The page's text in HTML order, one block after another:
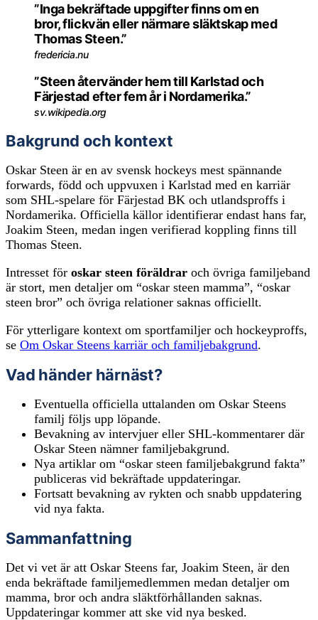
”Inga bekräftade uppgifter finns om en
bror, flickvän eller närmare släktskap med
Thomas Steen.”
fredericia.nu
”Steen återvänder hem till Karlstad och
Färjestad efter fem år i Nordamerika.”
sv.wikipedia.org
Bakgrund och kontext
Oskar Steen är en av svensk hockeys mest spännande
forwards, född och uppvuxen i Karlstad med en karriär
som SHL‑spelare för Färjestad BK och utlandsproffs i
Nordamerika. Officiella källor identifierar endast hans far,
Joakim Steen, medan ingen verifierad koppling finns till
Thomas Steen.
Intresset för oskar steen föräldrar och övriga familjeband
är stort, men detaljer om “oskar steen mamma”, “oskar
steen bror” och övriga relationer saknas officiellt.
För ytterligare kontext om sportfamiljer och hockeyproffs,
se Om Oskar Steens karriär och familjebakgrund.
Vad händer härnäst?
Eventuella officiella uttalanden om Oskar Steens
familj följs upp löpande.
Bevakning av intervjuer eller SHL-kommentarer där
Oskar Steen nämner familjebakgrund.
Nya artiklar om “oskar steen familjebakgrund fakta”
publiceras vid bekräftade uppdateringar.
Fortsatt bevakning av rykten och snabb uppdatering
vid nya fakta.
Sammanfattning
Det vi vet är att Oskar Steens far, Joakim Steen, är den
enda bekräftade familjemedlemmen medan detaljer om
mamma, bror och andra släktförhållanden saknas.
Uppdateringar kommer att ske vid nya besked.